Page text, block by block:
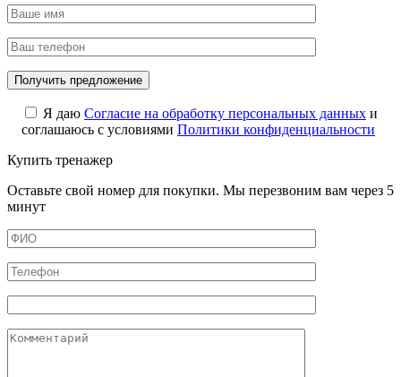
Я даю Cогласие на обработку персональных данных и
соглашаюсь с условиями Политики конфиденциальности
Купить тренажер
Оставьте свой номер для покупки. Мы перезвоним вам через 5
минут